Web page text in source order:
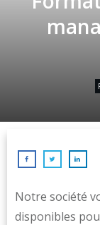
Notre société
disponibles